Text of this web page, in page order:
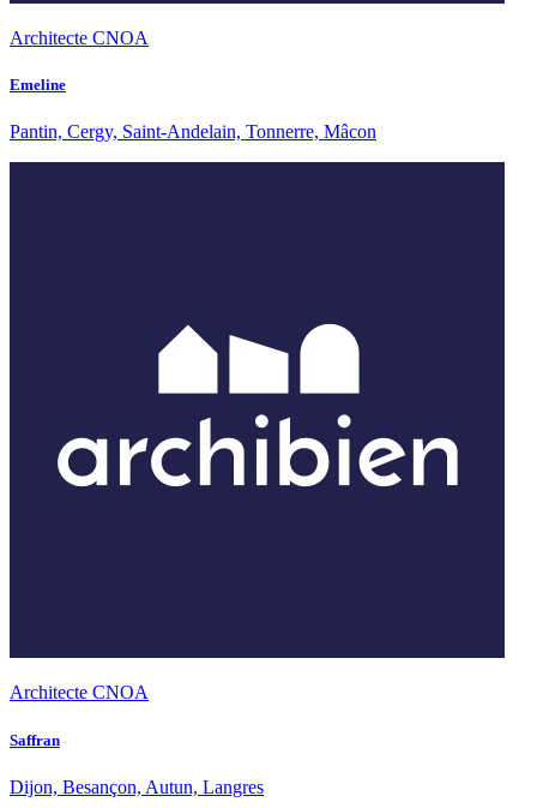
Architecte CNOA
Emeline
Pantin, Cergy, Saint-Andelain, Tonnerre, Mâcon
Architecte CNOA
Saffran
Dijon, Besançon, Autun, Langres